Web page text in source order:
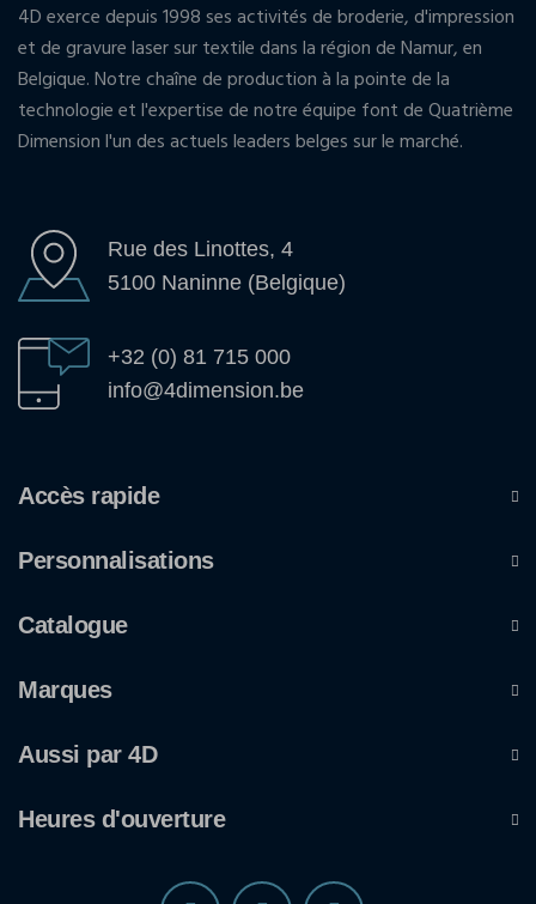
4D exerce depuis 1998 ses activités de broderie, d'impression
et de gravure laser sur textile dans la région de Namur, en
Belgique. Notre chaîne de production à la pointe de la
technologie et l'expertise de notre équipe font de Quatrième
Dimension l'un des actuels leaders belges sur le marché.
Rue des Linottes, 4
5100 Naninne (Belgique)
+32 (0) 81 715 000
info@4dimension.be
Accès rapide
Personnalisations
Catalogue
Marques
Aussi par 4D
Heures d'ouverture